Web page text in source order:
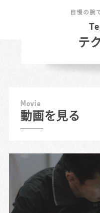
Te
テ
自慢の腕
Movie
動画を見る